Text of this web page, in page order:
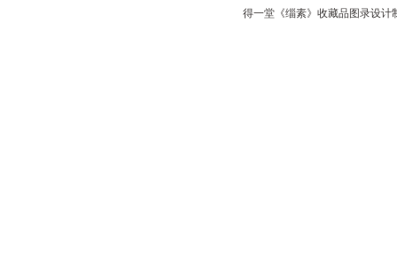
得一堂《缁素》收藏品图录设计